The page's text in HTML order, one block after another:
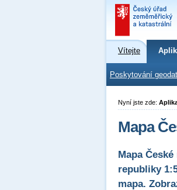
Vítejte
Poskytování geodat
Nyní jste zde:
Mapa
Mapa
republiky
mapa.